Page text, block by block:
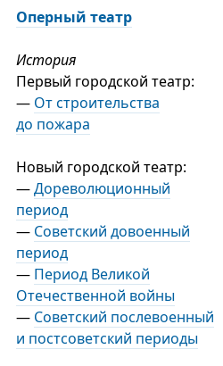
Оперный театр
История
Первый городской театр:
— От строительства
до пожара
Новый городской театр:
—Дореволюционный
период
— Советский довоенный
период
— Период Великой
Отечественной войны
— Советский послевоенный
и постсоветский периоды